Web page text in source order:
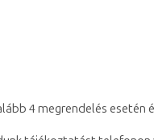
4 megrendelés esetén